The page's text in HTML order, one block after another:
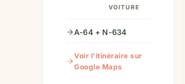
VOITURE
A-64 + N-634
Voir l'itinéraire sur
Google Maps